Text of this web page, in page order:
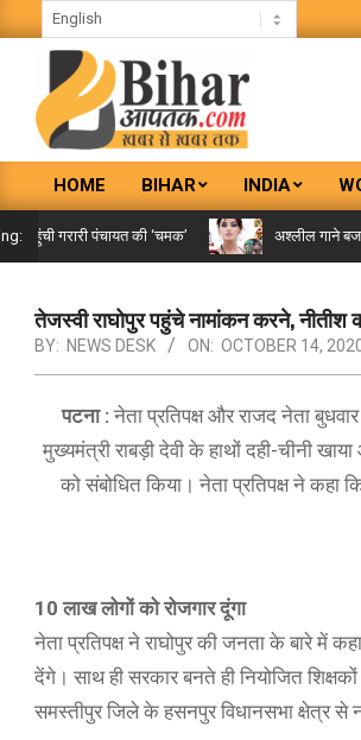
to
BIHAR
AAPTAK
Primary
Navigation
Menu
HOME BIHAR INDIA
गरारी पंचायत की ‘चमक’ अश्लील गाने बजाने पर
तेजस्वी राघोपुर पहुंचे नामांकन करने,
BY: NEWS DESK ON: OCTOBER 14,
पटना :नेता प्रतिपक्ष और राजद नेता
मुख्यमंत्री राबड़ी देवी के हाथों दही-चीनी
को संबोधित किया। नेता प्रतिपक्ष ने
10 लाख लोगों को रोजगार दूंगा
नेता प्रतिपक्ष ने राघोपुर की जनता के बारे में
देंगे। साथ ही सरकार बनते ही नियोजित
समस्तीपुर जिले के हसनपुर विधानसभा क्षेत्र से